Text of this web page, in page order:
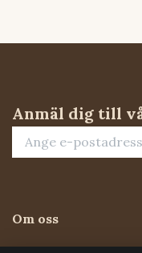
Anmäl dig till
Om oss